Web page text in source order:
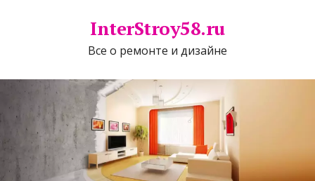
InterStroy58.ru
Все о ремонте и дизайне